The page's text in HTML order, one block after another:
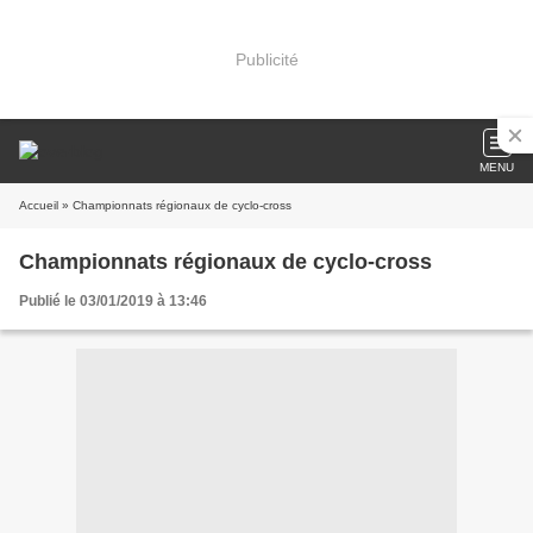
Publicité
MENU
Accueil » Championnats régionaux de cyclo-cross
Championnats régionaux de cyclo-cross
Publié le 03/01/2019 à 13:46